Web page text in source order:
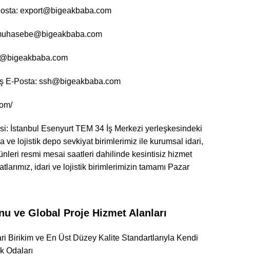
export@bigeakbaba.com
E-Posta: ssh@bigeakbaba.com
İstanbul Esenyurt TEM 34 İş Merkezi yerleşkesindeki
ve lojistik depo sevkiyat birimlerimiz ile kurumsal idari,
resmi mesai saatleri dahilinde kesintisiz hizmet
idari ve lojistik birimlerimizin tamamı Pazar
ve Global Proje Hizmet Alanları
Birikim ve En Üst Düzey Kalite Standartlarıyla Kendi
Odaları